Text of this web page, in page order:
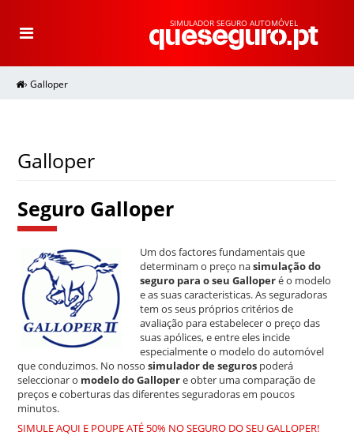
SIMULADOR SEGURO AUTOMÓVEL
T
o
l
n
o
n
› Galloper
Galloper
Seguro Galloper
Um dos factores fundamentais que
determinam o preço nasimulação do
seguro para o seu Galloperé o modelo
e as suas caracteristicas. As seguradoras
tem os seus próprios critérios de
avaliação para estabelecer o preço das
suas apólices, e entre eles incide
especialmente o modelo do automóvel
que conduzimos. No nossosimulador de seguros poderá
seleccionar o modelo do Gallopere obter uma comparação de
preços e coberturas das diferentes seguradoras em poucos
minutos.
SIMULE AQUI E POUPE ATÉ 50% NO SEGURO DO SEU GALLOPER!